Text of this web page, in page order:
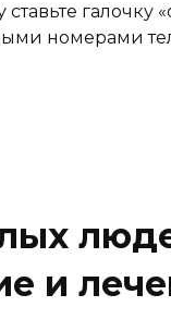
галочку
номерами
и